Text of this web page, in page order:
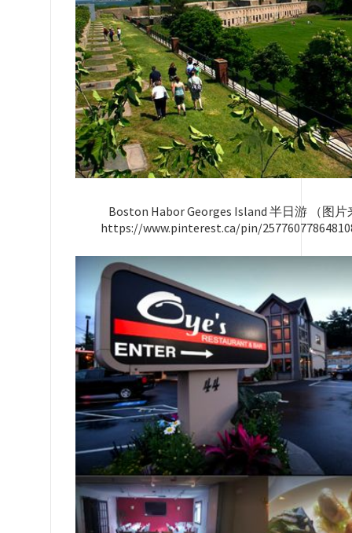
Boston Habor Georges Island 半日游 （图片
https://www.pinterest.ca/pin/